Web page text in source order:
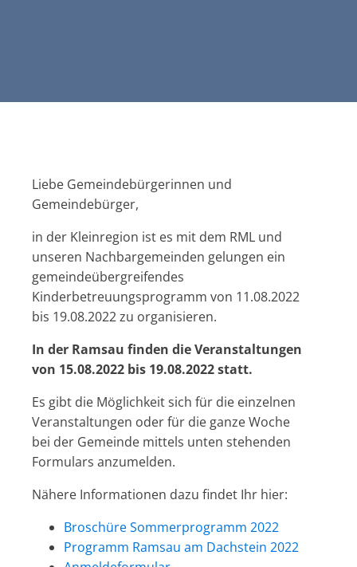
Liebe Gemeindebürgerinnen und
Gemeindebürger,
in der Kleinregion ist es mit dem RML und
unseren Nachbargemeinden gelungen ein
gemeindeübergreifendes
Kinderbetreuungsprogramm von 11.08.2022
bis 19.08.2022 zu organisieren.
In der Ramsau finden die Veranstaltungen
von 15.08.2022 bis 19.08.2022 statt.
Es gibt die Möglichkeit sich für die einzelnen
Veranstaltungen oder für die ganze Woche
bei der Gemeinde mittels unten stehenden
Formulars anzumelden.
Nähere Informationen dazu findet Ihr hier:
Broschüre Sommerprogramm 2022
Programm Ramsau am Dachstein 2022